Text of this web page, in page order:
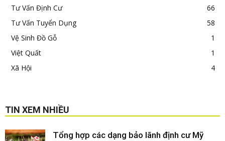
Tư Vấn Định Cư
66
Tư Vấn Tuyển Dụng
58
Vệ Sinh Đồ Gỗ
1
Việt Quất
1
Xã Hội
4
TIN XEM NHIỀU
Tổng hợp các dạng bảo lãnh định cư Mỹ